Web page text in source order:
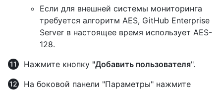
Если для внешней системы мониторинга
требуется алгоритм AES, GitHub Enterprise
Server в настоящее время использует AES-
128.
Нажмите кнопку "Добавить пользователя".
На боковой панели "Параметры" нажмите